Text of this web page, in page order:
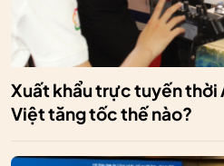
Xuất khẩu trực tuyến thời
Việt tăng tốc thế nào?